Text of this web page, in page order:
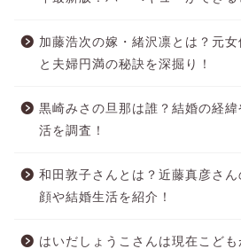
加藤浩次の嫁・緒沢凛とは？元女
と夫婦円満の秘訣を深掘り！
黒崎みさの旦那は誰？結婚の経緯
活を調査！
和田敦子さんとは？近藤真彦さん
顔や結婚生活を紹介！
はいだしょうこさんは現在こども